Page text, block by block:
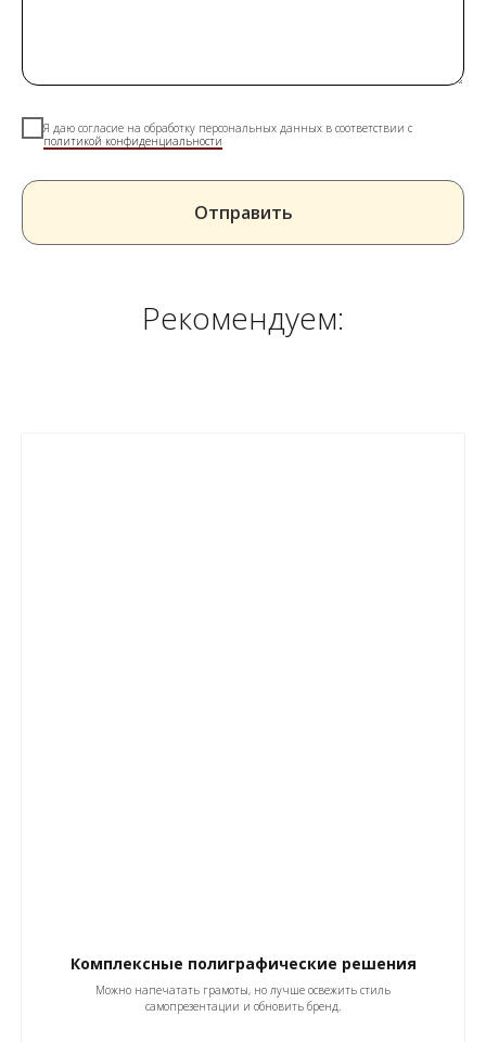
Я даю согласие на обработку персональных данных в соответствии с
политикой конфиденциальности
Отправить
Рекомендуем:
Комплексные полиграфические решения
Можно напечатать грамоты, но лучше освежить стиль
самопрезентации и обновить бренд.